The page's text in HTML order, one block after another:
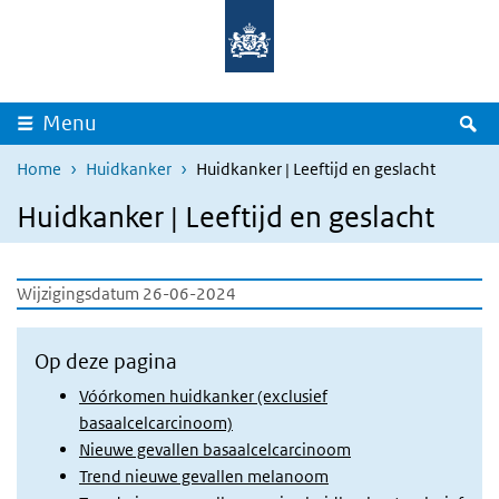
Overslaan en naar de inhoud gaan
Menu
Home Huidkanker Huidkanker | Leeftijd en geslacht
Huidkanker | Leeftijd en geslacht
Wijzigingsdatum 26-06-2024
Op deze pagina
Vóórkomen huidkanker (exclusief
basaalcelcarcinoom)
Nieuwe gevallen basaalcelcarcinoom
Trend nieuwe gevallen melanoom